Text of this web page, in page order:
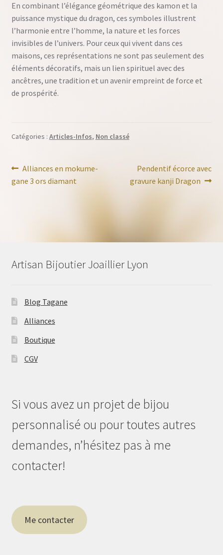
En combinant l’élégance géométrique des kamon et la
puissance mystique du dragon, ces symboles illustrent
l’harmonie entre l’homme, la nature et les forces
invisibles de l’univers. Pour ceux qui vivent dans ces
maisons, ces représentations ne sont pas seulement des
éléments décoratifs, mais un lien spirituel avec des
ancêtres, une tradition et un avenir empreint de force et
de prospérité.
Catégories : Articles-Infos, Non classé
Navigation
de
Article
précédent :
Alliances en mokume-
gane 3 ors diamant
Article
suivant :
Pendentif écorce avec
gravure kanji Dragon
Artisan Bijoutier Joaillier Lyon
Blog Tagane
Alliances
Boutique
CGV
Si vous avez un projet de bijou
personnalisé ou pour toutes autres
demandes, n’hésitez pas à me
contacter!
Me contacter